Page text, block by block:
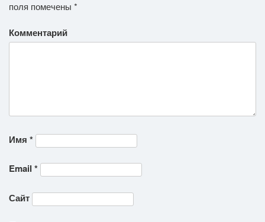
поля помечены *
Комментарий
Имя *
Email *
Сайт